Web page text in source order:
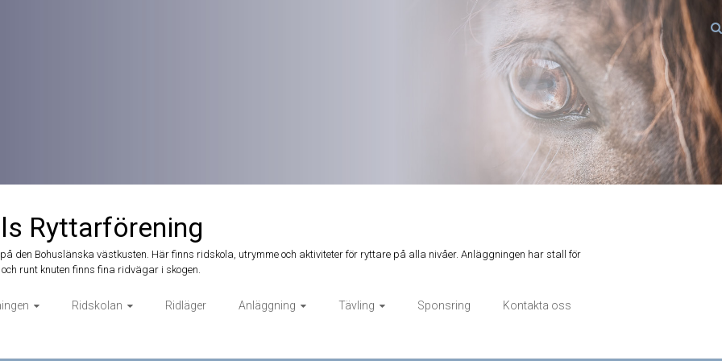
Ryttarförening
den Bohuslänska västkusten. Här finns ridskola, utrymme och aktiviteter för ryttare på alla nivåer. Anläggningen har stall för
runt knuten finns fina ridvägar i skogen.
Ridskolan Ridläger Anläggning Tävling Sponsring Kontakta oss